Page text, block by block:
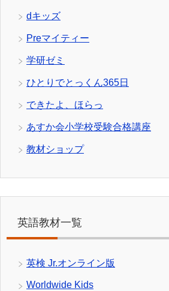
dキッズ
Preマイティー
学研ゼミ
ひとりでとっくん365日
できたよ、ほらっ
あすか会小学校受験合格講座
教材ショップ
英語教材一覧
英検 Jr.オンライン版
Worldwide Kids